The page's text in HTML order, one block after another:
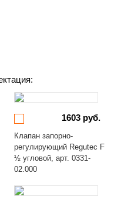
1603 руб.
Клапан запорно-
регулирующий Regutec F
½ угловой, арт. 0331-
02.000